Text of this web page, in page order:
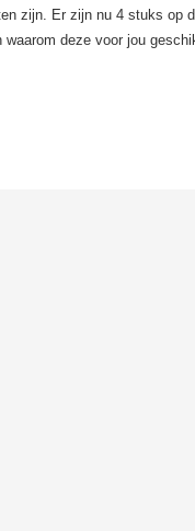
zijn. Er zijn nu 4 stuks op
deze voor jou